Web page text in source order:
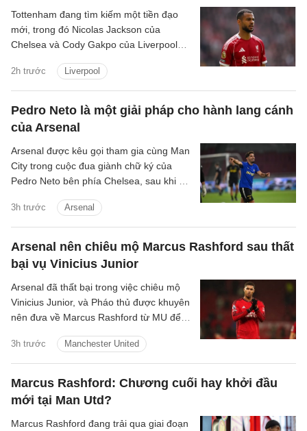
2h trước Liverpool
Tottenham đang tìm kiếm một tiền đạo
mới, trong đó Nicolas Jackson của
Chelsea và Cody Gakpo của Liverpool
của họ.
Pedro Neto là một giải pháp cho hành lang cánh
của Arsenal
3h trước Arsenal
Arsenal được kêu gọi tham gia cùng Man
City trong cuộc đua giành chữ ký của
Pedro Neto bên phía Chelsea, sau khi bỏ
Arsenal nên chiêu mộ Marcus Rashford sau thất
bại vụ Vinicius Junior
3h trước Manchester United
Arsenal đã thất bại trong việc chiêu mộ
Vinicius Junior, và Pháo thủ được khuyên
nên đưa về Marcus Rashford từ MU để
Marcus Rashford: Chương cuối hay khởi đầu
mới tại Man Utd?
Marcus Rashford đang trải qua giai đoạn